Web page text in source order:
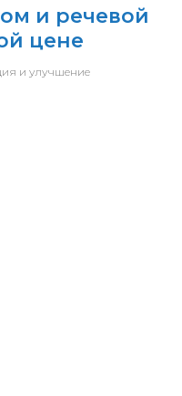
и речевой
цене
и улучшение